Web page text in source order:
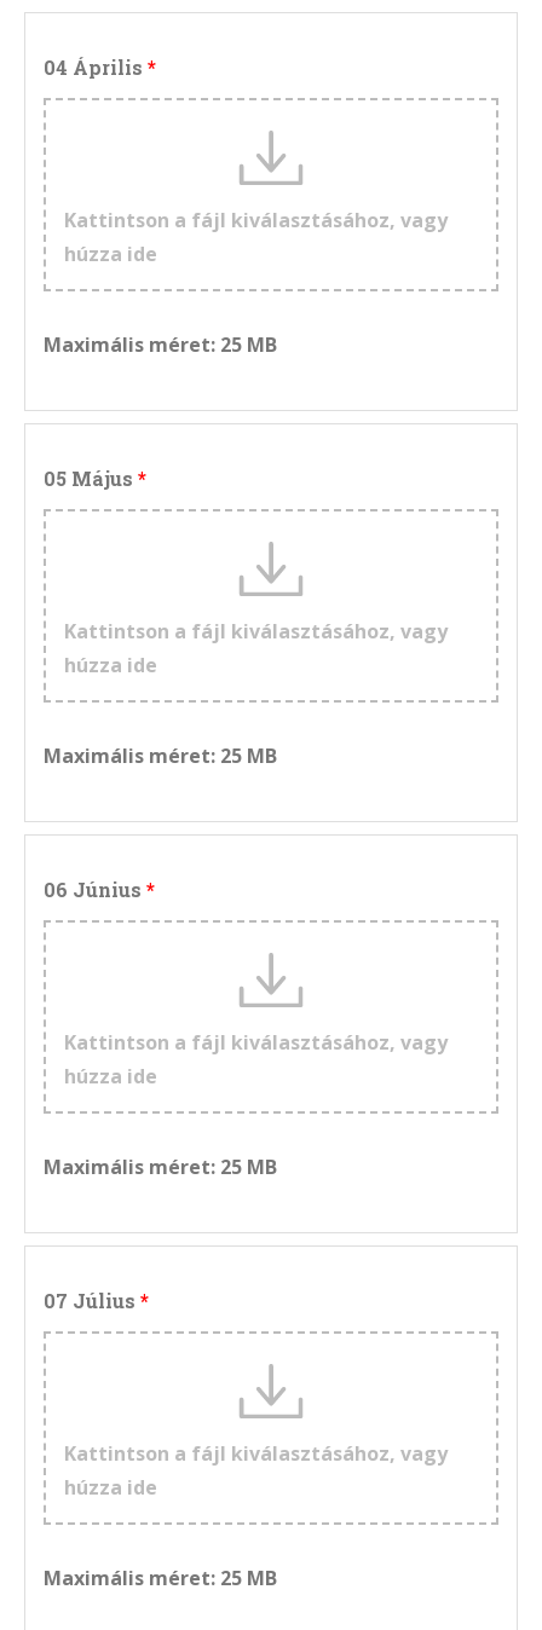
04 Április
Kattintson a fájl kiválasztásához, vagy
húzza ide
Maximális méret: 25 MB
05 Május
Kattintson a fájl kiválasztásához, vagy
húzza ide
Maximális méret: 25 MB
06 Június
Kattintson a fájl kiválasztásához, vagy
húzza ide
Maximális méret: 25 MB
07 Július
Kattintson a fájl kiválasztásához, vagy
húzza ide
Maximális méret: 25 MB